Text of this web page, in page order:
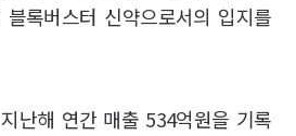
록버스터 신약으로서의 입지를
난해 연간 매출 534억원을 기록